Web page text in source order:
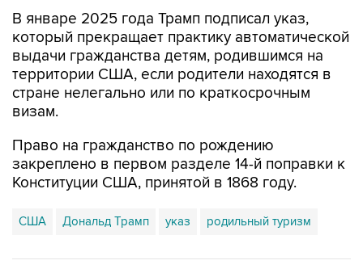
В январе 2025 года Трамп подписал указ,
который прекращает практику автоматической
выдачи гражданства детям, родившимся на
территории США, если родители находятся в
стране нелегально или по краткосрочным
визам.
Право на гражданство по рождению
закреплено в первом разделе 14-й поправки к
Конституции США, принятой в 1868 году.
США Дональд Трамп указ родильный туризм